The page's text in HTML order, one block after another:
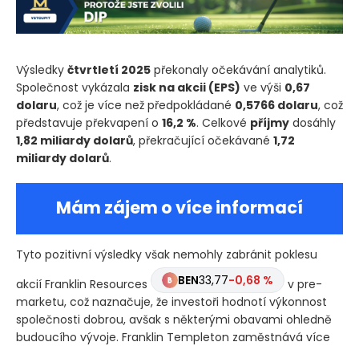
Výsledky čtvrtletí 2025 překonaly očekávání analytiků.
Společnost vykázala zisk na akcii (EPS) ve výši 0,67
dolaru, což je více než předpokládané 0,5766 dolaru, což
představuje překvapení o 16,2 %. Celkové příjmy dosáhly
1,82 miliardy dolarů, překračující očekávané 1,72
miliardy dolarů.
Mám zájem o více informací
Tyto pozitivní výsledky však nemohly zabránit poklesu
akcií Franklin Resources
BEN33,77-0,68 %
v pre-
marketu, což naznačuje, že investoři hodnotí výkonnost
společnosti dobrou, avšak s některými obavami ohledně
budoucího vývoje. Franklin Templeton zaměstnává více